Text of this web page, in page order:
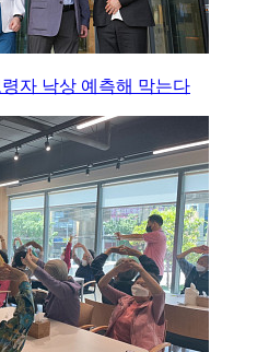
자 낙상 예측해 막는다